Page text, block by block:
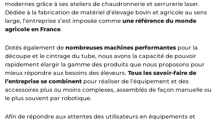
modernes grâce à ses ateliers de chaudronnerie et serrurerie laser.
Dédiée à la fabrication de matériel d’élevage bovin et agricole au sens
large, l’entreprise s’est imposée comme une référence du monde
agricole en France.
Dotés également de nombreuses machines performantes pour la
découpe et le cintrage du tube, nous avons la capacité de pouvoir
rapidement élargir la gamme des produits que nous proposons pour
mieux répondre aux besoins des éleveurs. Tous les savoir-faire de
l’entreprise se combinent pour réaliser de l’équipement et des
accessoires plus ou moins complexes, assemblés de façon manuelle ou
le plus souvent par robotique.
Afin de répondre aux attentes des utilisateurs en équipements et